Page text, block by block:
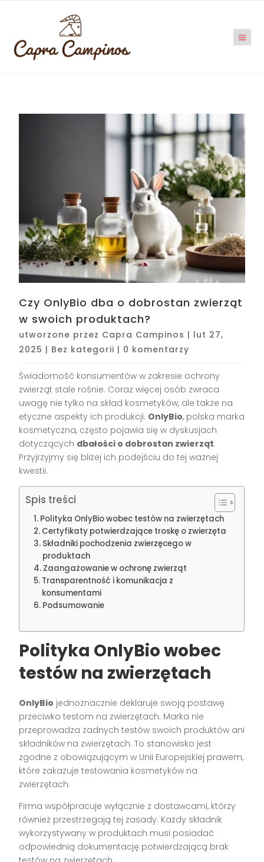
Czy OnlyBio dba o dobrostan zwierząt
w swoich produktach?
utworzone przez Capra Campinos | lut 27,
2025 | Bez kategorii | 0 komentarzy
Świadomość konsumentów w zakresie ochrony
zwierząt stale rośnie. Coraz więcej osób zwraca
uwagę nie tylko na skład kosmetyków, ale także na
etyczne aspekty ich produkcji. OnlyBio, polska marka
kosmetyczna, często pojawia się w dyskusjach
dotyczących dbałości o dobrostan zwierząt.
Przyjrzyjmy się bliżej ich podejściu do tej ważnej
kwestii.
Spis treści
Polityka OnlyBio wobec testów na zwierzętach
Certyfikaty potwierdzające troskę o zwierzęta
Składniki pochodzenia zwierzęcego w
produktach
Zaangażowanie w ochronę zwierząt
Transparentność i komunikacja z
konsumentami
Podsumowanie
Polityka OnlyBio wobec
testów na zwierzętach
OnlyBio jednoznacznie deklaruje swoją postawę
przeciwko testom na zwierzętach. Marka nie
przeprowadza żadnych testów swoich produktów ani
składników na zwierzętach. To stanowisko jest
zgodne z obowiązującym w Unii Europejskiej prawem,
które zakazuje testowania kosmetyków na
zwierzętach.
Firma współpracuje wyłącznie z dostawcami, którzy
również przestrzegają tej zasady. Każdy składnik
wykorzystywany w produktach musi posiadać
odpowiednią dokumentację potwierdzającą brak